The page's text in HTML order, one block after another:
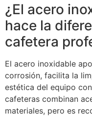
¿El acero
hace la
cafetera
El acero inoxidable
corrosión, facilita la
estética del equipo
cafeteras combinan
materiales, pero es